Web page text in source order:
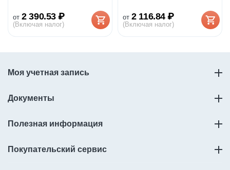
от 2 390.53 ₽
(Включая налог)
от 2 116.84 ₽
(Включая налог)
Моя учетная запись
Документы
Полезная информация
Покупательский сервис